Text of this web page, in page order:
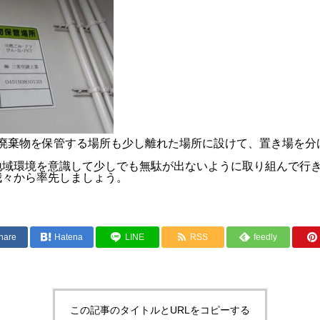
棄物を保管する場所も少し離れた場所に設けて、置き場を
環境を意識して少しでも無駄が出ないように取り組んで行
から率先しましょう。
Hatena LINE RSS feedly
この記事のタイトルとURLをコピーする